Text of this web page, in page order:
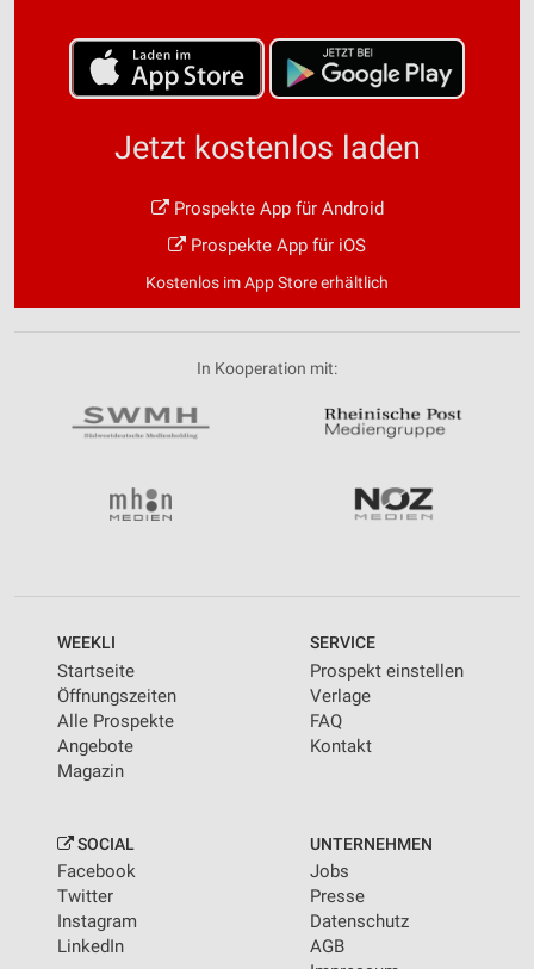
Jetzt kostenlos laden
Prospekte App für Android
Prospekte App für iOS
Kostenlos im App Store erhältlich
In Kooperation mit:
WEEKLI
Startseite
Öffnungszeiten
Alle Prospekte
Angebote
Magazin
SERVICE
Prospekt einstellen
Verlage
FAQ
Kontakt
SOCIAL
Facebook
Twitter
Instagram
LinkedIn
UNTERNEHMEN
Jobs
Presse
Datenschutz
AGB